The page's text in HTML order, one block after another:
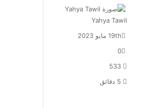
Yahya Tawil
19th مايو 2023
0